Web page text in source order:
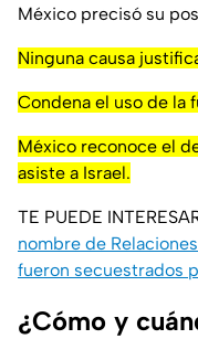
México precisó su
Ninguna causa
Condena el uso de la
México reconoce el
asiste a Israel.
TE PUEDE
nombre de
fueron secuestrados
¿Cómo y